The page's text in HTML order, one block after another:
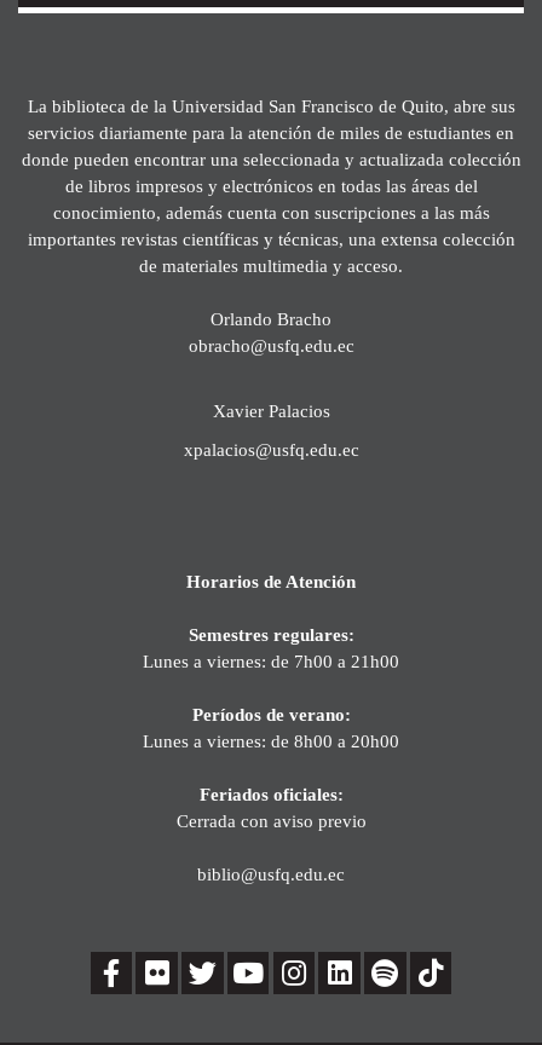
La biblioteca de la Universidad San Francisco de Quito, abre sus
servicios diariamente para la atención de miles de estudiantes en
donde pueden encontrar una seleccionada y actualizada colección
de libros impresos y electrónicos en todas las áreas del
conocimiento, además cuenta con suscripciones a las más
importantes revistas científicas y técnicas, una extensa colección
de materiales multimedia y acceso.
Orlando Bracho
obracho@usfq.edu.ec
Xavier Palacios
xpalacios@usfq.edu.ec
Horarios de Atención
Semestres regulares:
Lunes a viernes: de 7h00 a 21h00
Períodos de verano:
Lunes a viernes: de 8h00 a 20h00
Feriados oficiales:
Cerrada con aviso previo
biblio@usfq.edu.ec